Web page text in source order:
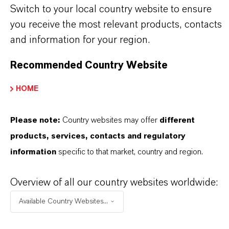
Chemische und technische Spezialprodukte
Fasern und Textilhilfsmittel
hohen Produktqualität ist Ortho-Chlortoluol ein
vielseitig einsetzbarer Baustein für anspruchsvolle
Produktionsprozesse.
Switch to your local country website to ensure
you receive the most relevant products, contacts
and information for your region.
Recommended Country Website
HOME
Please note: Country websites may offer different
products, services, contacts and regulatory
information specific to that market, country and region.
Overview of all our country websites worldwide:
Available Country Websites...